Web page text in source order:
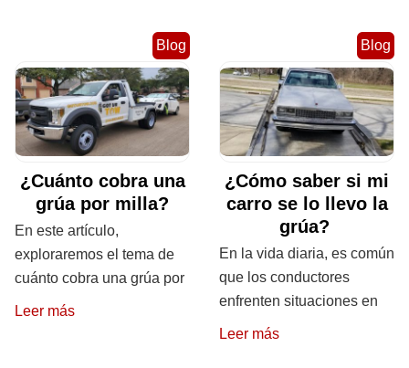
Blog
¿Cuánto cobra una
grúa por milla?
En este artículo,
exploraremos el tema de
cuánto cobra una grúa por
Leer más
Blog
¿Cómo saber si mi
carro se lo llevo la
grúa?
En la vida diaria, es común
que los conductores
enfrenten situaciones en
Leer más